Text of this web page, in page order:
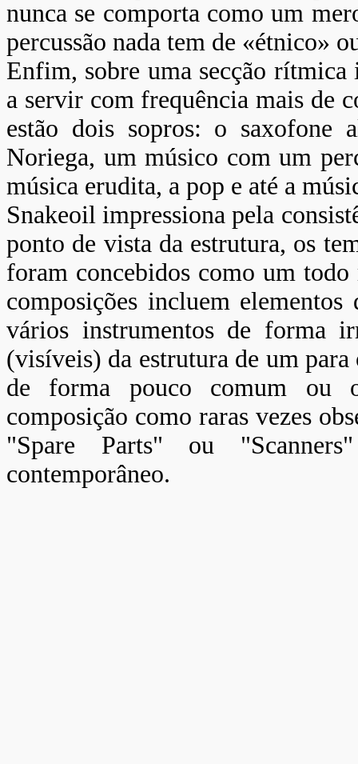
nunca se comporta como um
percussão nada tem de «étnico»
Enfim, sobre uma secção
a servir com frequência mais de
estão dois sopros: o saxofone
Noriega, um músico com um
música erudita, a pop e até a
Snakeoil impressiona pela
ponto de vista da estrutura, os
foram concebidos como um
composições incluem
vários instrumentos de forma
(visíveis) da estrutura de um
de forma pouco comum ou
composição como raras vezes
"Spare Parts" ou
contemporâneo.